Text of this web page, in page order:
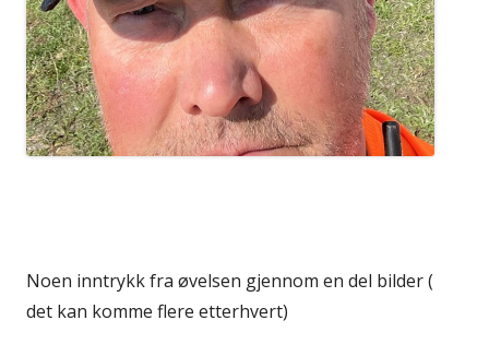
Noen inntrykk fra øvelsen gjennom en del bilder (
det kan komme flere etterhvert)